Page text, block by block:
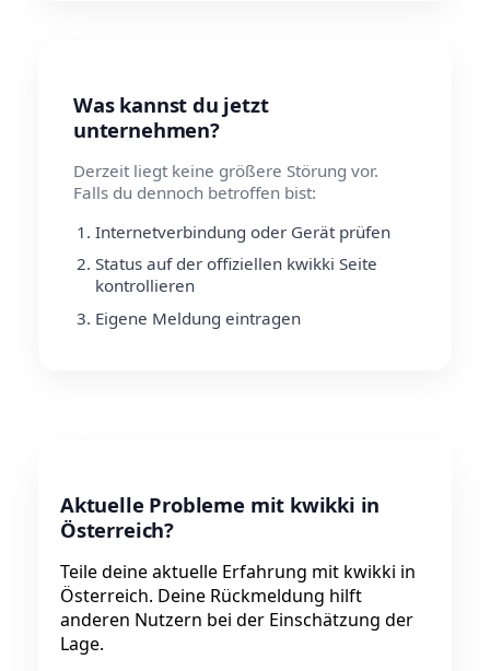
Was kannst du jetzt
unternehmen?
Derzeit liegt keine größere Störung vor.
Falls du dennoch betroffen bist:
Internetverbindung oder Gerät prüfen
Status auf der offiziellen kwikki Seite
kontrollieren
Eigene Meldung eintragen
Aktuelle Probleme mit kwikki in
Österreich?
Teile deine aktuelle Erfahrung mit kwikki in
Österreich. Deine Rückmeldung hilft
anderen Nutzern bei der Einschätzung der
Lage.